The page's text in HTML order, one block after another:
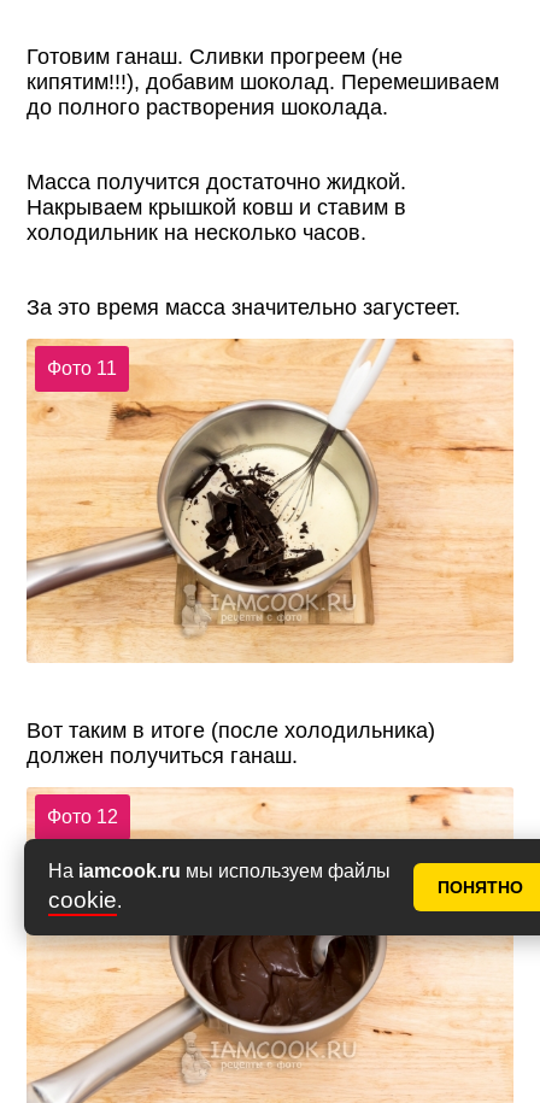
На iamcook.ru мы используем файлы
cookie.
ПОНЯТНО
Готовим ганаш. Сливки прогреем (не
кипятим!!!), добавим шоколад. Перемешиваем
до полного растворения шоколада.
Масса получится достаточно жидкой.
Накрываем крышкой ковш и ставим в
холодильник на несколько часов.
За это время масса значительно загустеет.
Фото 11
Вот таким в итоге (после холодильника)
должен получиться ганаш.
Фото 12